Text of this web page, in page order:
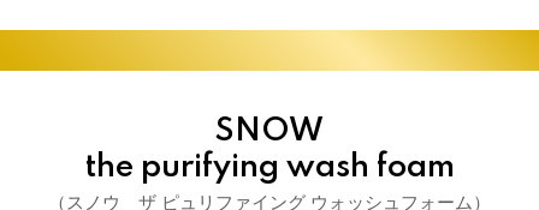
SNOW
the purifying wash foam
（スノウ ザ ピュリファイング ウォッシュフォーム）